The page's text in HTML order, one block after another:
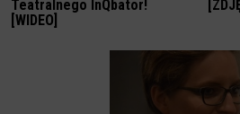
Teatralnego InQbator!
[WIDEO]